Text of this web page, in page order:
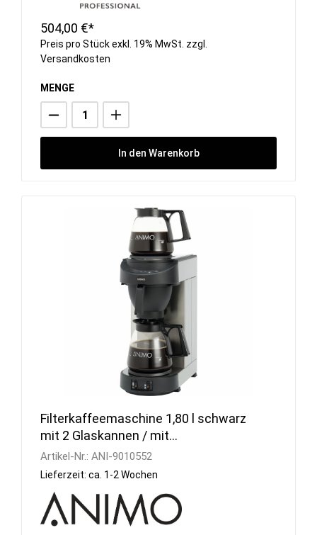
504,00 €*
Preis pro Stück exkl. 19% MwSt. zzgl.
Versandkosten
MENGE
In den Warenkorb
Filterkaffeemaschine 1,80 l schwarz
mit 2 Glaskannen / mit
Wasseranschluss
Artikel-Nr.: ANI-9010552
Lieferzeit: ca. 1-2 Wochen